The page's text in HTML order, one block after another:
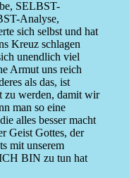
SELBST-
Analyse,
sich selbst und hat
Kreuz schlagen
unendlich viel
Armut uns reich
als das, ist
zu werden, damit wir
man so eine
alles besser macht
Geist Gottes, der
mit unserem
BIN zu tun hat